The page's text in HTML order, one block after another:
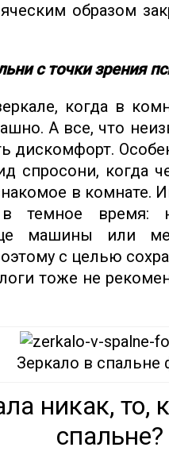
образом
с точки зрения
когда в
А все, что
дискомфорт.
спросони, когда
в
темное время:
машины или
с целью
тоже не
Зеркало в спальне
никак, то,
спальне?